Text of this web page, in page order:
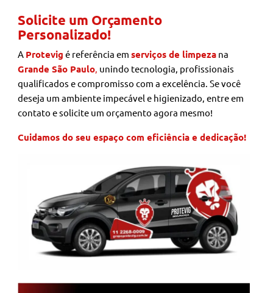
Solicite um Orçamento
Personalizado!
A Protevig é referência emserviços de limpeza na
Grande São Paulo unindo tecnologia, profissionais
qualificados e compromisso com a excelência. Se você
deseja um ambiente impecável e higienizado, entre em
contato e solicite um orçamento agora mesmo!
Cuidamos do seu espaço com eficiência e dedicação!